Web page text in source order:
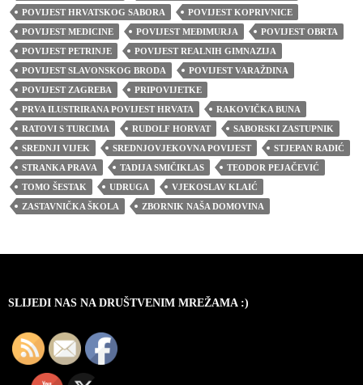
POVIJEST HRVATSKOG SABORA
POVIJEST KOPRIVNICE
POVIJEST MEDICINE
POVIJEST MEĐIMURJA
POVIJEST OBRTA
POVIJEST PETRINJE
POVIJEST REALNIH GIMNAZIJA
POVIJEST SLAVONSKOG BRODA
POVIJEST VARAŽDINA
POVIJEST ZAGREBA
PRIPOVIJETKE
PRVA ILUSTRIRANA POVIJEST HRVATA
RAKOVIČKA BUNA
RATOVI S TURCIMA
RUDOLF HORVAT
SABORSKI ZASTUPNIK
SREDNJI VIJEK
SREDNJOVJEKOVNA POVIJEST
STJEPAN RADIĆ
STRANKA PRAVA
TADIJA SMIČIKLAS
TEODOR PEJAČEVIĆ
TOMO ŠESTAK
UDRUGA
VJEKOSLAV KLAIĆ
ZASTAVNIČKA ŠKOLA
ZBORNIK NAŠA DOMOVINA
SLIJEDI NAS NA DRUŠTVENIM MREŽAMA :)